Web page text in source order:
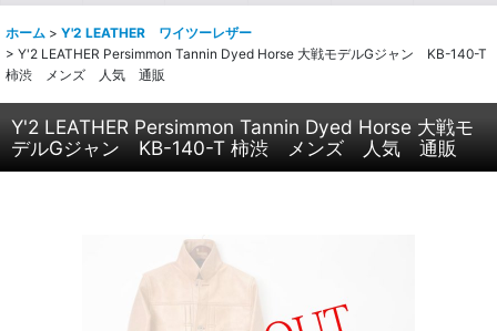
ホーム > Y'2 LEATHER ワイツーレザー
> Y'2 LEATHER Persimmon Tannin Dyed Horse 大戦モデルGジャン KB-140-T
柿渋 メンズ 人気 通販
Y'2 LEATHER Persimmon Tannin Dyed Horse 大戦モ
デルGジャン KB-140-T 柿渋 メンズ 人気 通販